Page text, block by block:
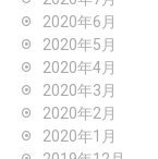
2020年6月
2020年5月
2020年4月
2020年3月
2020年2月
2020年1月